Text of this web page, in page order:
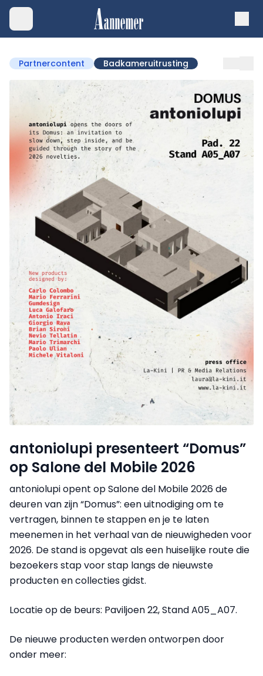
Partnercontent Badkameruitrusting
antoniolupi presenteert “Domus”
op Salone del Mobile 2026
antoniolupi opent op Salone del Mobile 2026 de
deuren van zijn “Domus”: een uitnodiging om te
vertragen, binnen te stappen en je te laten
meenemen in het verhaal van de nieuwigheden voor
2026. De stand is opgevat als een huiselijke route die
bezoekers stap voor stap langs de nieuwste
producten en collecties gidst.
Locatie op de beurs: Paviljoen 22, Stand A05_A07.
De nieuwe producten werden ontworpen door
onder meer: